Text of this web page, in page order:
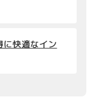
快適なイン